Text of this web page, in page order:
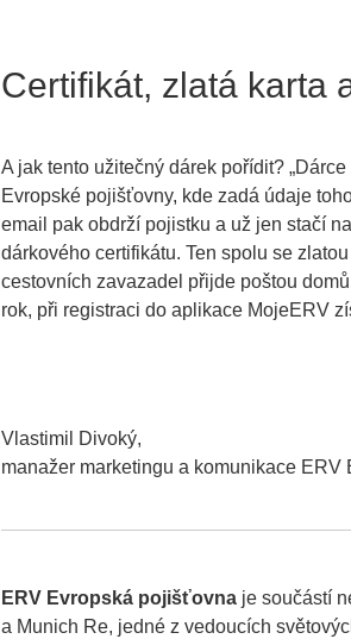
Certifikát, zlatá karta
A jak tento užitečný dárek pořídit? „Dárce
Evropské pojišťovny, kde zadá údaje
email pak obdrží pojistku a už jen stačí
dárkového certifikátu. Ten spolu se
cestovních zavazadel přijde poštou
rok, při registraci do aplikace MojeERV
Vlastimil Divoký,
manažer marketingu a komunikace ERV
ERV Evropská pojišťovnaje součástí
a Munich Re, jedné z vedoucích